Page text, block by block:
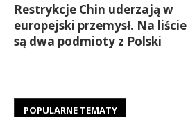
Restrykcje Chin uderzają w
europejski przemysł. Na liście
są dwa podmioty z Polski
POPULARNE TEMATY